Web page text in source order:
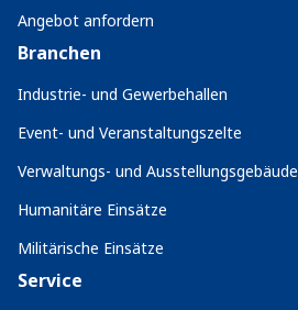
Angebot anfordern
Branchen
Industrie- und Gewerbehallen
Event- und Veranstaltungszelte
Verwaltungs- und Ausstellungsgebäude
Humanitäre Einsätze
Militärische Einsätze
Service